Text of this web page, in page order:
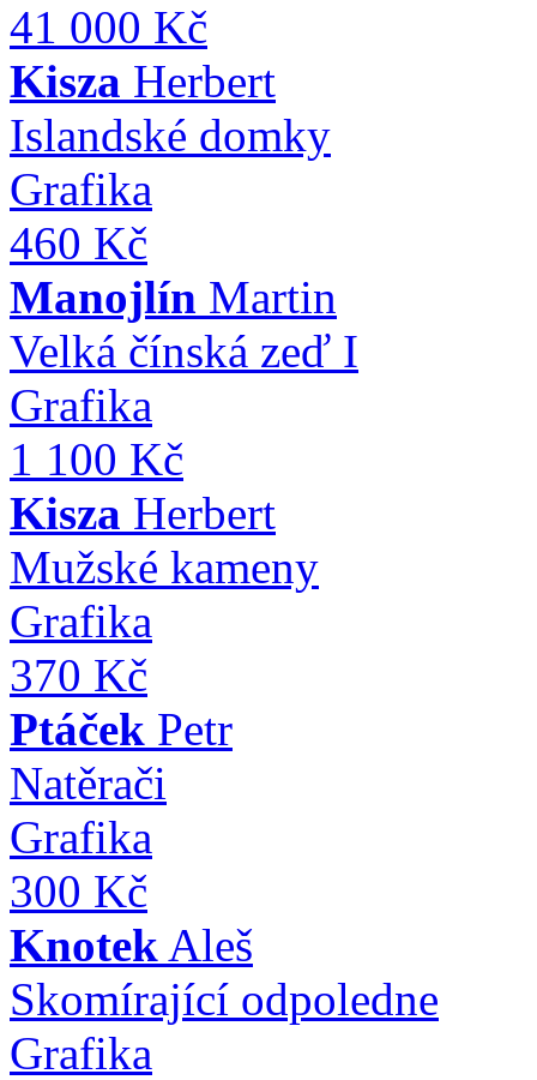
41 000 Kč
Kisza Herbert
Islandské domky
Grafika
460 Kč
Manojlín Martin
Velká čínská zeď I
Grafika
1 100 Kč
Kisza Herbert
Mužské kameny
Grafika
370 Kč
Ptáček Petr
Natěrači
Grafika
300 Kč
Knotek Aleš
Skomírající odpoledne
Grafika